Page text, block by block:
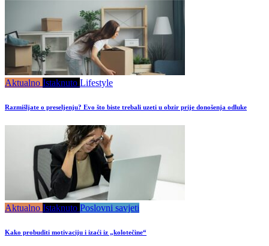
Aktualno Istaknuto Lifestyle
Razmišljate o preseljenju? Evo što biste trebali uzeti u obzir prije donošenja odluke
Aktualno Istaknuto Poslovni savjeti
Kako probuditi motivaciju i izaći iz „kolotečine“